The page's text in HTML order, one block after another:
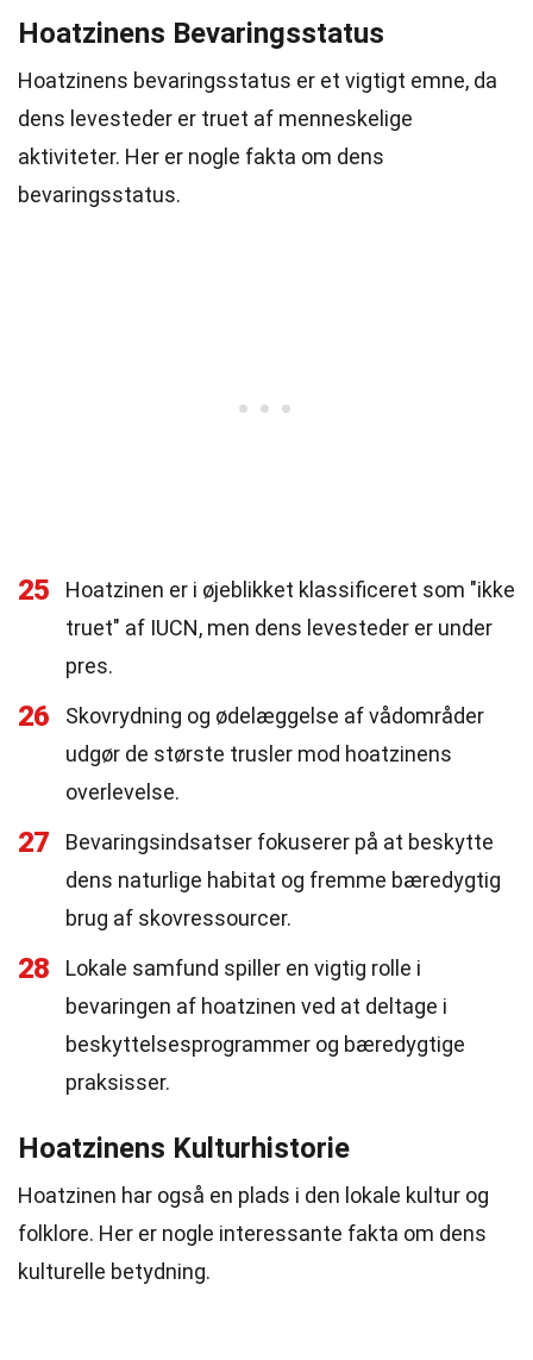
Hoatzinens Bevaringsstatus
Hoatzinens bevaringsstatus er et vigtigt emne, da
dens levesteder er truet af menneskelige
aktiviteter. Her er nogle fakta om dens
bevaringsstatus.
25
Hoatzinen er i øjeblikket klassificeret som "ikke
truet" af IUCN, men dens levesteder er under
pres.
26
Skovrydning og ødelæggelse af vådområder
udgør de største trusler mod hoatzinens
overlevelse.
27
Bevaringsindsatser fokuserer på at beskytte
dens naturlige habitat og fremme bæredygtig
brug af skovressourcer.
28
Lokale samfund spiller en vigtig rolle i
bevaringen af hoatzinen ved at deltage i
beskyttelsesprogrammer og bæredygtige
praksisser.
Hoatzinens Kulturhistorie
Hoatzinen har også en plads i den lokale kultur og
folklore. Her er nogle interessante fakta om dens
kulturelle betydning.